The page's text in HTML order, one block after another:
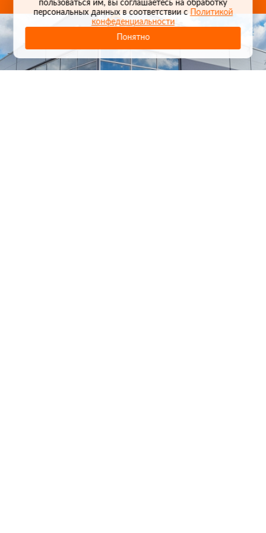
пользоваться им, вы соглашаетесь на обработку
персональных данных в соответствии сПолитикой
конфеденциальности
Понятно